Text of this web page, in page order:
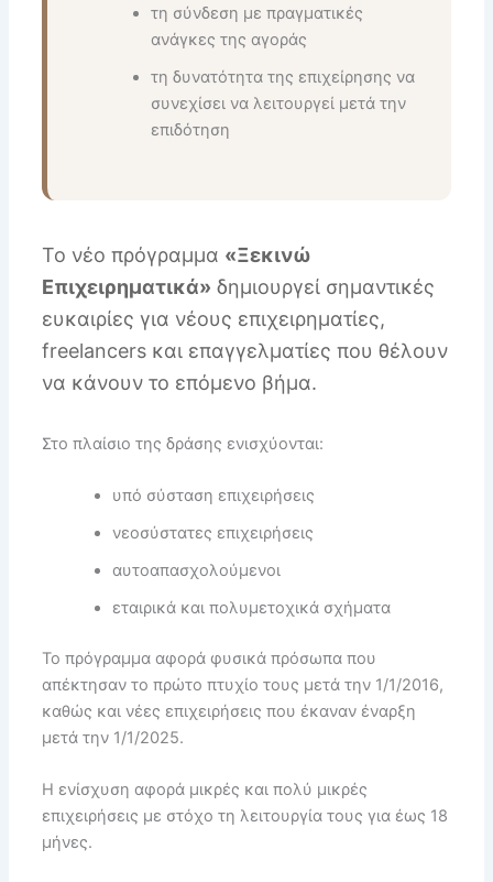
τη σύνδεση με πραγματικές
ανάγκες της αγοράς
τη δυνατότητα της επιχείρησης να
συνεχίσει να λειτουργεί μετά την
επιδότηση
Το νέο πρόγραμμα «Ξεκινώ
Επιχειρηματικά» δημιουργεί σημαντικές
ευκαιρίες για νέους επιχειρηματίες,
freelancers και επαγγελματίες που θέλουν
να κάνουν το επόμενο βήμα.
Στο πλαίσιο της δράσης ενισχύονται:
υπό σύσταση επιχειρήσεις
νεοσύστατες επιχειρήσεις
αυτοαπασχολούμενοι
εταιρικά και πολυμετοχικά σχήματα
Το πρόγραμμα αφορά φυσικά πρόσωπα που
απέκτησαν το πρώτο πτυχίο τους μετά την 1/1/2016,
καθώς και νέες επιχειρήσεις που έκαναν έναρξη
μετά την 1/1/2025.
Η ενίσχυση αφορά μικρές και πολύ μικρές
επιχειρήσεις με στόχο τη λειτουργία τους για έως 18
μήνες.